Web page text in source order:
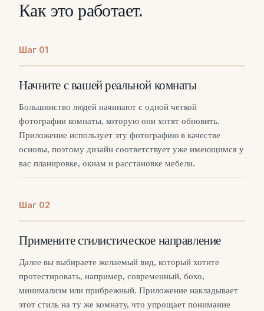
Как это работает.
Шаг 01
Начните с вашей реальной комнаты
Большинство людей начинают с одной четкой
фотографии комнаты, которую они хотят обновить.
Приложение использует эту фотографию в качестве
основы, поэтому дизайн соответствует уже имеющимся у
вас планировке, окнам и расстановке мебели.
Шаг 02
Примените стилистическое направление
Далее вы выбираете желаемый вид, который хотите
протестировать, например, современный, бохо,
минимализм или прибрежный. Приложение накладывает
этот стиль на ту же комнату, что упрощает понимание